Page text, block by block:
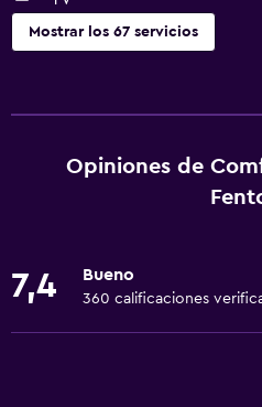
Mostrar los 67 servicios
Wifi gratis
Wifi disponible en todas las
Artículos de aseo gratis
Champú
Opiniones de
7,4 Bueno
360 calificaciones